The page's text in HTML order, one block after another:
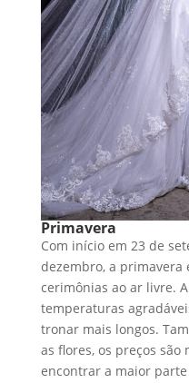
Primavera
Com início em 23 de
dezembro, a primavera
cerimônias ao ar livre.
temperaturas
tronar mais longos.
as flores, os preços são
encontrar a maior